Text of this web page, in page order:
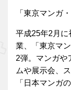
「東京マンガ
平成25年2月に
業、「東京マ
2弾。マンガや
ムや展示会、
「日本マンガ